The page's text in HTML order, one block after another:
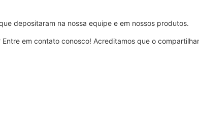
depositaram na nossa equipe e em nossos produtos.
em contato conosco! Acreditamos que o